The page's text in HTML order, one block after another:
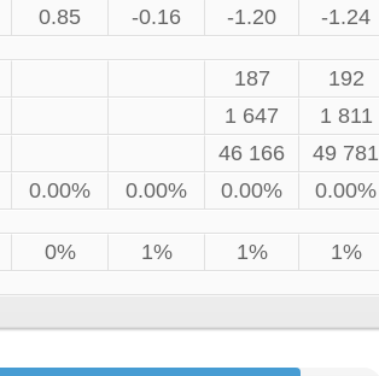
0.85 -0.16 -1.20 -1.24
187 192
1 647 1 811
46 166 49 781
0.00% 0.00% 0.00% 0.00%
0% 1% 1% 1%